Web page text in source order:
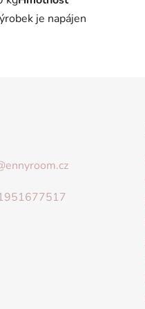
je napájen
ennyroom.cz